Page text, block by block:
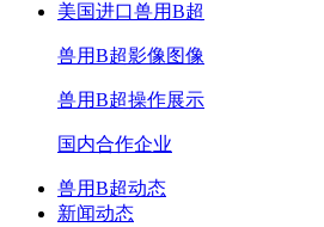
美国进口兽用B超
兽用B超影像图像
兽用B超操作展示
国内合作企业
兽用B超动态
新闻动态